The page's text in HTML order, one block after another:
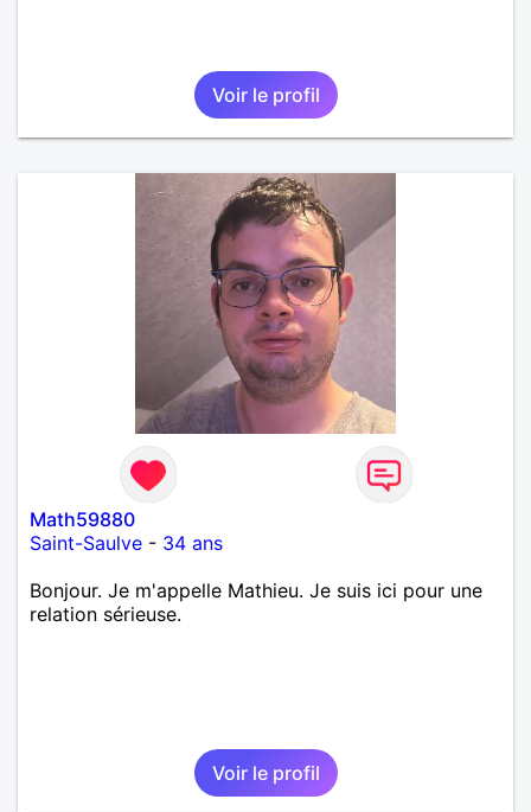
Voir le profil
Math59880
Saint-Saulve - 34 ans
Bonjour. Je m'appelle Mathieu. Je suis ici pour une
relation sérieuse.
Voir le profil